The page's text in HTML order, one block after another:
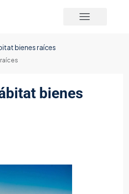
bienes raíces
bienes